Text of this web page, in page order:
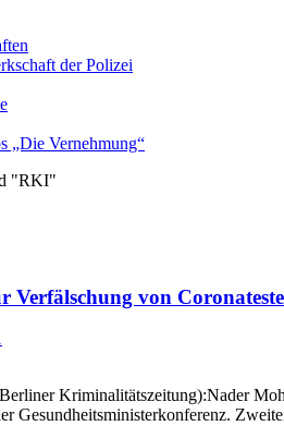
der Polizei
„Die Vernehmung“
"RKI"
Verfälschung von
Kriminalitätszeitung):Nader
Gesundheitsministerkonferenz.